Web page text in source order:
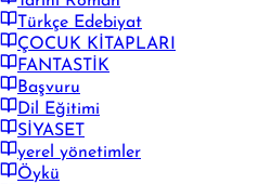
Türkçe Edebiyat
ÇOCUK KİTAPLARI
FANTASTİK
Başvuru
Dil Eğitimi
SİYASET
yerel yönetimler
Öykü